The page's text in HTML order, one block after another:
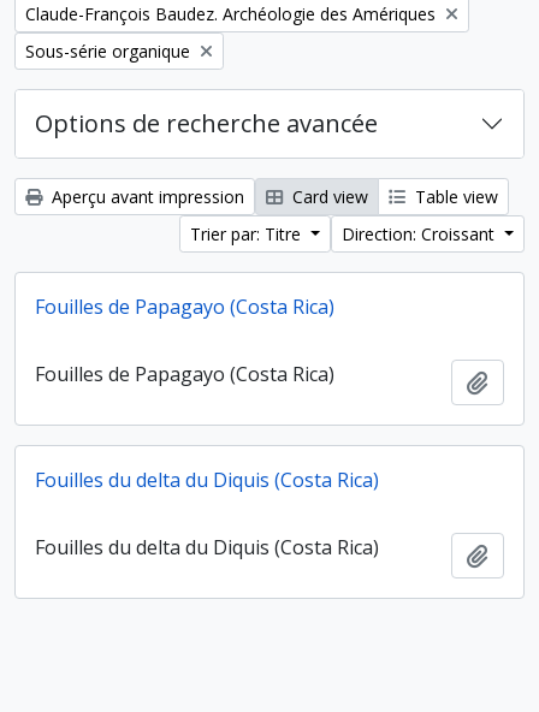
Remove filter:
Claude-François Baudez. Archéologie des Amériques
Remove filter:
Sous-série organique
Options de recherche avancée
Aperçu avant impression Card view
Table view
Trier par: Titre
Direction: Croissant
Fouilles de Papagayo (Costa Rica)
Fouilles de Papagayo (Costa Rica)
Fouilles du delta du Diquis (Costa Rica)
Fouilles du delta du Diquis (Costa Rica)